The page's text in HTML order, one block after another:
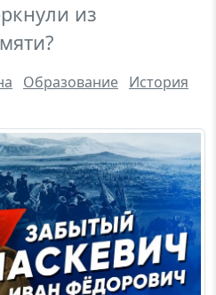
из
Образование История